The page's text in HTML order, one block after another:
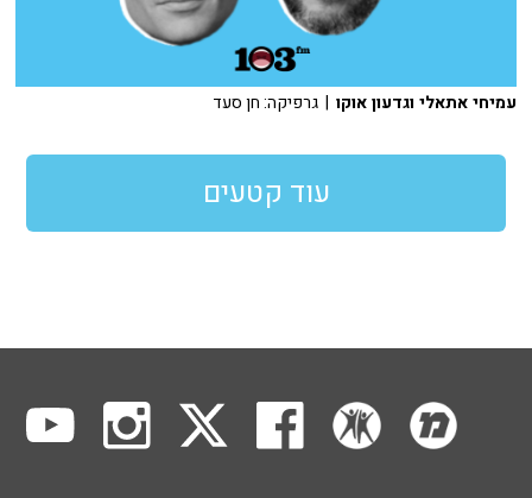
עמיחי אתאלי וגדעון אוקו | גרפיקה: חן סעד
עוד קטעים